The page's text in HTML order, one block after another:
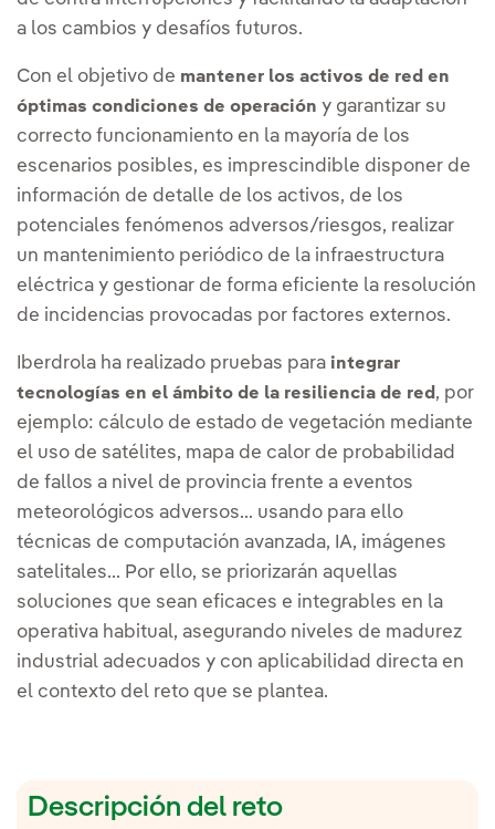
a los cambios y desafíos futuros.
Con el objetivo de mantener los activos de red en
óptimas condiciones de operación y garantizar su
correcto funcionamiento en la mayoría de los
escenarios posibles, es imprescindible disponer de
información de detalle de los activos, de los
potenciales fenómenos adversos/riesgos, realizar
un mantenimiento periódico de la infraestructura
eléctrica y gestionar de forma eficiente la resolución
de incidencias provocadas por factores externos.
Iberdrola ha realizado pruebas para integrar
tecnologías en el ámbito de la resiliencia de red , por
ejemplo: cálculo de estado de vegetación mediante
el uso de satélites, mapa de calor de probabilidad
de fallos a nivel de provincia frente a eventos
meteorológicos adversos... usando para ello
técnicas de computación avanzada, IA, imágenes
satelitales... Por ello, se priorizarán aquellas
soluciones que sean eficaces e integrables en la
operativa habitual, asegurando niveles de madurez
industrial adecuados y con aplicabilidad directa en
el contexto del reto que se plantea.
Descripción del reto